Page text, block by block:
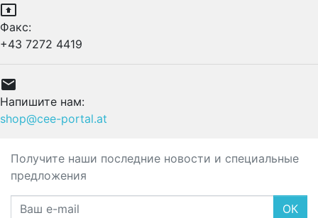

Факс:
+43 7272 4419

Напишите нам:
shop@cee-portal.at
Получите наши последние новости и специальные
предложения
ОК